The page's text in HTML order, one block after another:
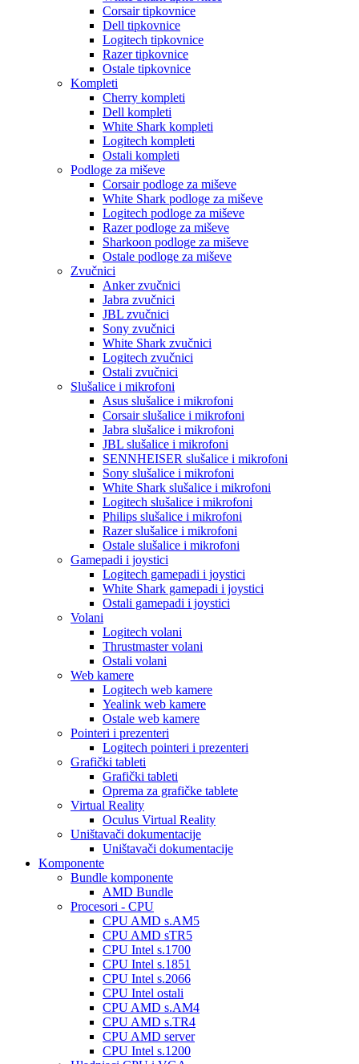
Corsair tipkovnice
Dell tipkovnice
Logitech tipkovnice
Razer tipkovnice
Ostale tipkovnice
Kompleti
Cherry kompleti
Dell kompleti
White Shark kompleti
Logitech kompleti
Ostali kompleti
Podloge za miševe
Corsair podloge za miševe
White Shark podloge za miševe
Logitech podloge za miševe
Razer podloge za miševe
Sharkoon podloge za miševe
Ostale podloge za miševe
Zvučnici
Anker zvučnici
Jabra zvučnici
JBL zvučnici
Sony zvučnici
White Shark zvučnici
Logitech zvučnici
Ostali zvučnici
Slušalice i mikrofoni
Asus slušalice i mikrofoni
Corsair slušalice i mikrofoni
Jabra slušalice i mikrofoni
JBL slušalice i mikrofoni
SENNHEISER slušalice i mikrofoni
Sony slušalice i mikrofoni
White Shark slušalice i mikrofoni
Logitech slušalice i mikrofoni
Philips slušalice i mikrofoni
Razer slušalice i mikrofoni
Ostale slušalice i mikrofoni
Gamepadi i joystici
Logitech gamepadi i joystici
White Shark gamepadi i joystici
Ostali gamepadi i joystici
Volani
Logitech volani
Thrustmaster volani
Ostali volani
Web kamere
Logitech web kamere
Yealink web kamere
Ostale web kamere
Pointeri i prezenteri
Logitech pointeri i prezenteri
Grafički tableti
Grafički tableti
Oprema za grafičke tablete
Virtual Reality
Oculus Virtual Reality
Uništavači dokumentacije
Uništavači dokumentacije
Komponente
Bundle komponente
AMD Bundle
Procesori - CPU
CPU AMD s.AM5
CPU AMD sTR5
CPU Intel s.1700
CPU Intel s.1851
CPU Intel s.2066
CPU Intel ostali
CPU AMD s.AM4
CPU AMD s.TR4
CPU AMD server
CPU Intel s.1200